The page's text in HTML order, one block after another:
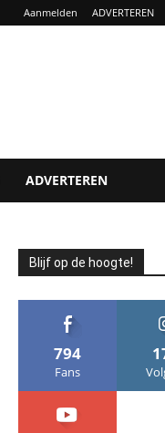
Aanmelden ADVERTEREN
ADVERTEREN
Blijf op de hoogte!
794
Fans